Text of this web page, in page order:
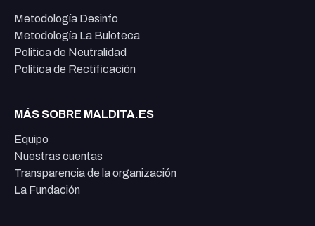
Metodología Desinfo
Metodología La Buloteca
Política de Neutralidad
Política de Rectificación
MÁS SOBRE MALDITA.ES
Equipo
Nuestras cuentas
Transparencia de la organización
La Fundación